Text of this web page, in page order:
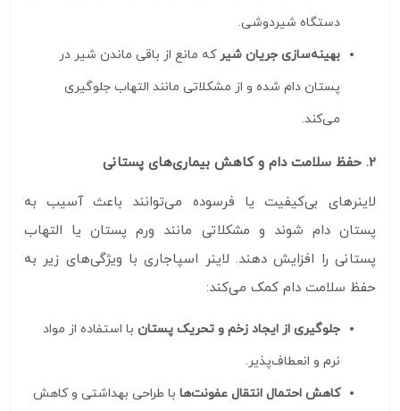
دستگاه شیردوشی.
بهینه‌سازی جریان شیر که مانع از باقی ماندن شیر در
پستان دام شده و از مشکلاتی مانند التهاب جلوگیری
می‌کند.
2. حفظ سلامت دام و کاهش بیماری‌های پستانی
لاینرهای بی‌کیفیت یا فرسوده می‌توانند باعث آسیب به
پستان دام شوند و مشکلاتی مانند ورم پستان یا التهاب
پستانی را افزایش دهند. لاینر اسپاجاری با ویژگی‌های زیر به
حفظ سلامت دام کمک می‌کند:
جلوگیری از ایجاد زخم و تحریک پستان با استفاده از مواد
نرم و انعطاف‌پذیر.
کاهش احتمال انتقال عفونت‌ها با طراحی بهداشتی و کاهش